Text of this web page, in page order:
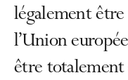
légalement être
l’Union
être totalement